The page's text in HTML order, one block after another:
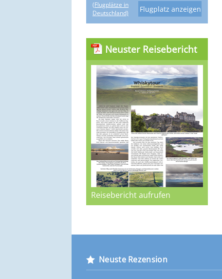
(Flugplätze in
Deutschland)
Neuster Reisebericht
Reisebericht aufrufen
Neuste Rezension